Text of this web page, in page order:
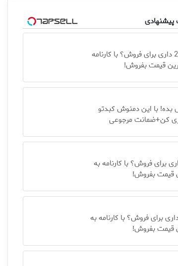
پیشنهادی
پژو 206 داری برای فروش؟ با کارنامه
قیمت بفروش!
بده! با این دمنوش کبدتو
کن+ضمانت مرجوعی
داری برای فروش؟ با کارنامه به
قیمت بفروش!
برای فروش؟ با کارنامه به
قیمت بفروش!